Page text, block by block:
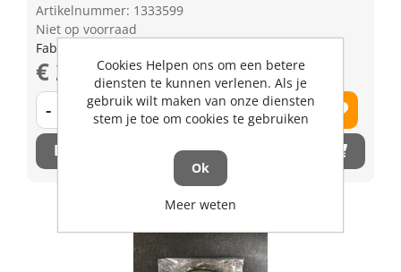
Artikelnummer: 1333599
Niet op voorraad
Fabrikant artikel nummer: TD02020500
€ 233,32 excl. BTW
- +
Bestel nu!
Cookies Helpen ons om een betere
diensten te kunnen verlenen. Als je
gebruik wilt maken van onze diensten
stem je toe om cookies te gebruiken
Ok
Meer weten